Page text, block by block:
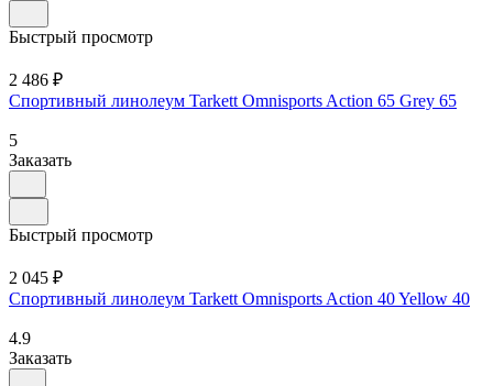
Быстрый просмотр
2 486 ₽
Спортивный линолеум Tarkett Omnisports Action 65 Grey 65
5
Заказать
Быстрый просмотр
2 045 ₽
Спортивный линолеум Tarkett Omnisports Action 40 Yellow 40
4.9
Заказать